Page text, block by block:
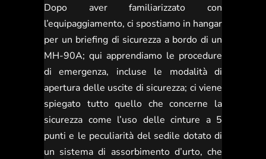
Dopo aver familiarizzato con
l’equipaggiamento, ci spostiamo in hangar
per un briefing di sicurezza a bordo di un
MH-90A; qui apprendiamo le procedure
di emergenza, incluse le modalità di
apertura delle uscite di sicurezza; ci viene
spiegato tutto quello che concerne la
sicurezza come l’uso delle cinture a 5
punti e le peculiarità del sedile dotato di
un sistema di assorbimento d’urto, che